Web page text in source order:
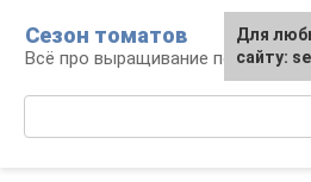
контенту
Сезон томатов
Всё про выращивание помидоров
Для
сайту: